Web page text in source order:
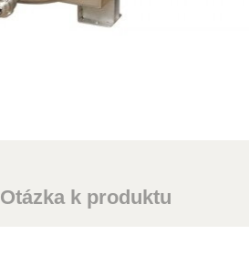
Otázka k produktu